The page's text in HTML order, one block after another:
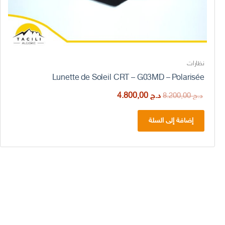
نظارات
Lunette de Soleil CRT – G03MD – Polarisée
د.ج8.200,00
السعر
الأصلي
هو:
د.ج 8.200,00.
د.ج4.800,00
السعر
إضافة إلى السلة